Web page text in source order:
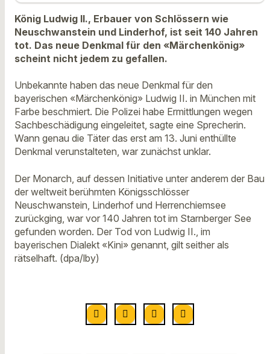
König Ludwig II., Erbauer von Schlössern wie
Neuschwanstein und Linderhof, ist seit 140 Jahren
tot. Das neue Denkmal für den «Märchenkönig»
scheint nicht jedem zu gefallen.
Unbekannte haben das neue Denkmal für den
bayerischen «Märchenkönig» Ludwig II. in München mit
Farbe beschmiert. Die Polizei habe Ermittlungen wegen
Sachbeschädigung eingeleitet, sagte eine Sprecherin.
Wann genau die Täter das erst am 13. Juni enthüllte
Denkmal verunstalteten, war zunächst unklar.
Der Monarch, auf dessen Initiative unter anderem der Bau
der weltweit berühmten Königsschlösser
Neuschwanstein, Linderhof und Herrenchiemsee
zurückging, war vor 140 Jahren tot im Starnberger See
gefunden worden. Der Tod von Ludwig II., im
bayerischen Dialekt «Kini» genannt, gilt seither als
rätselhaft. (dpa/lby)